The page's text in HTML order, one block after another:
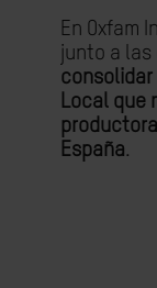
En Oxfam
junto a las
consolidar
Local que
España.